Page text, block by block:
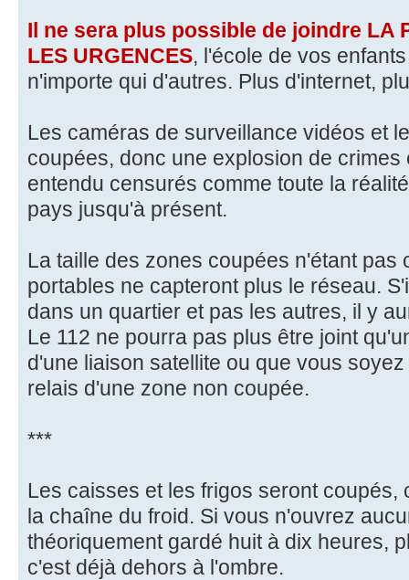
Il ne sera plus possible de joindre LA
LES URGENCES, l'école de vos
n'importe qui d'autres. Plus d'internet,
Les caméras de surveillance vidéos et
coupées, donc une explosion de
entendu censurés comme toute la
pays jusqu'à présent.
La taille des zones coupées n'étant pas
portables ne capteront plus le réseau.
dans un quartier et pas les autres, il y
Le 112 ne pourra pas plus être joint
d'une liaison satellite ou que vous
relais d'une zone non coupée.
***
Les caisses et les frigos seront coupés,
la chaîne du froid. Si vous n'ouvrez
théoriquement gardé huit à dix heures,
c'est déjà dehors à l'ombre.